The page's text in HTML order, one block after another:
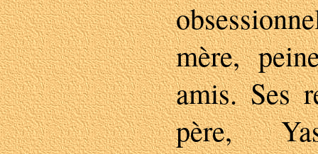
mère,
amis. Ses
père,